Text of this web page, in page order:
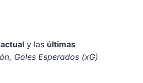
y las últimas
, Goles Esperados (xG)